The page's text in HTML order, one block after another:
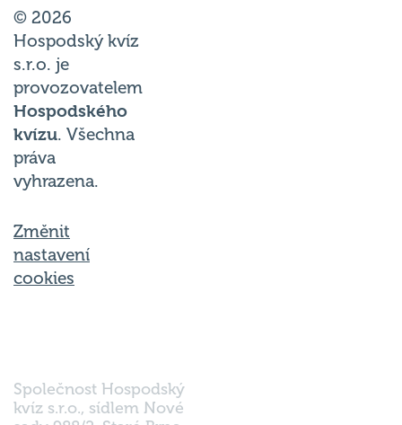
© 2026
Hospodský kvíz
s.r.o. je
provozovatelem
Hospodského
kvízu. Všechna
práva
vyhrazena.
Změnit
nastavení
cookies
Společnost Hospodský
kvíz s.r.o., sídlem Nové